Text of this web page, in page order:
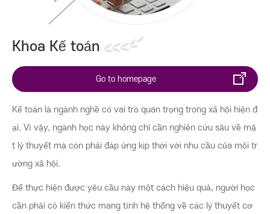
Khoa Quy hoạch đô thị và Bất động sản
Khoa Kế toán
Go to homepage
Kế toán là ngành nghề có vai trò quan trọng trong xã hội hiện đ
ại. Vì vậy, ngành học này không chỉ cần nghiên cứu sâu về mặ
t lý thuyết mà còn phải đáp ứng kịp thời với nhu cầu của môi tr
ường xã hội.
Để thực hiện được yêu cầu này một cách hiệu quả, người học
cần phải có kiến thức mang tính hệ thống về các lý thuyết cơ